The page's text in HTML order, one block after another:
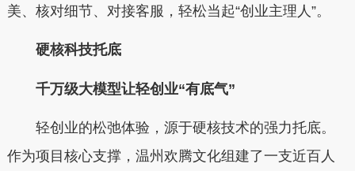
美、核对细节、对接客服，轻松当起“创业主理人”。
硬核科技托底
千万级大模型让轻创业“有底气”
轻创业的松弛体验，源于硬核技术的强力托底。
作为项目核心支撑，温州欢腾文化组建了一支近百人